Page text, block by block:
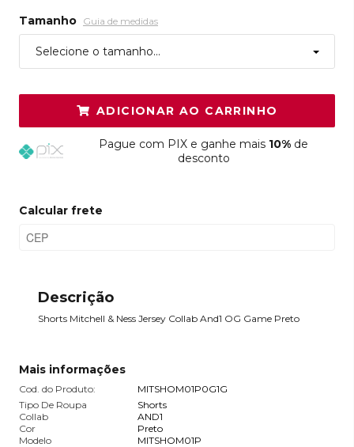
Tamanho Guia de medidas
Selecione o tamanho...
ADICIONAR AO CARRINHO
Pague com PIX e ganhe mais 10% de
desconto
Calcular frete
Descrição
Shorts Mitchell & Ness Jersey Collab And1 OG Game Preto
Mais informações
Cod. do Produto:
MITSHOM01P0G1G
Tipo De Roupa
Shorts
Collab
AND1
Cor
Preto
Modelo
MITSHOM01P